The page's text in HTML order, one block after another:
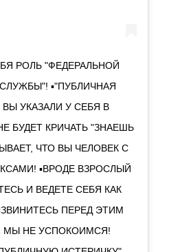
РОЛЬ "ФЕДЕРАЛЬНОЙ
▪️"ПУБЛИЧНАЯ
УКАЗАЛИ У СЕБЯ В
БУДЕТ КРИЧАТЬ "ЗНАЕШЬ
ЧТО ВЫ ЧЕЛОВЕК С
▪️ВРОДЕ ВЗРОСЛЫЙ
И ВЕДЕТЕ СЕБЯ КАК
ПЕРЕД ЭТИМ
МЫ НЕ УСПОКОИМСЯ!